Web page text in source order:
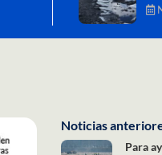
Nov 30, 2020
Noticias
Para